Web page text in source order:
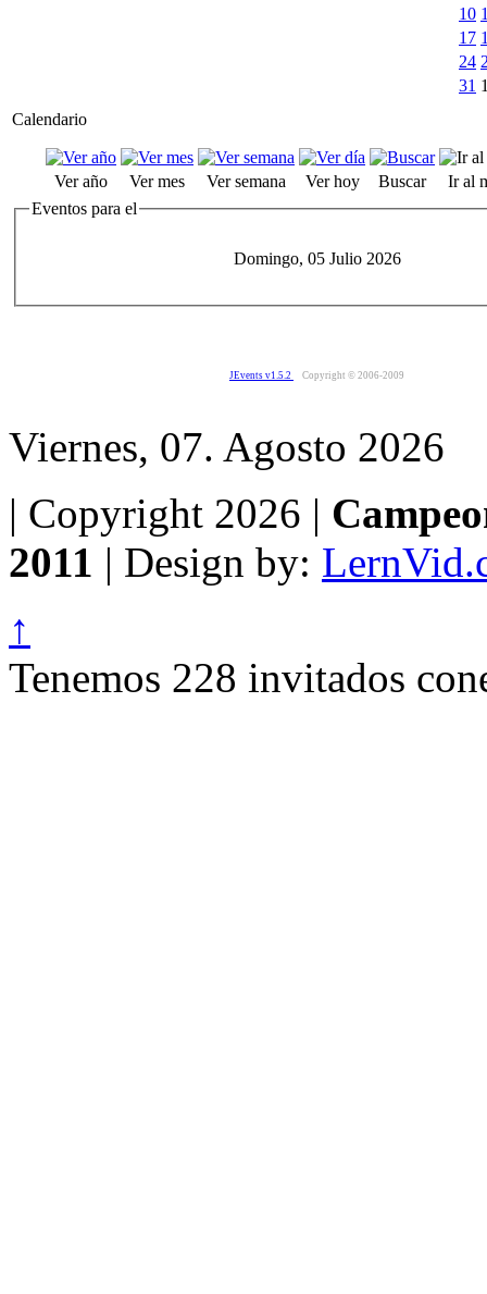
10
17
24
31
Calendario
Ver año Ver mes Ver semana Ver hoy Buscar
Ir al
Eventos para el
Domingo, 05 Julio 2026
JEvents v1.5.2 Copyright © 2006-2009
Viernes, 07. Agosto 2026
| Copyright 2026 |
2011 | Design by:
↑
Tenemos 228 invitados